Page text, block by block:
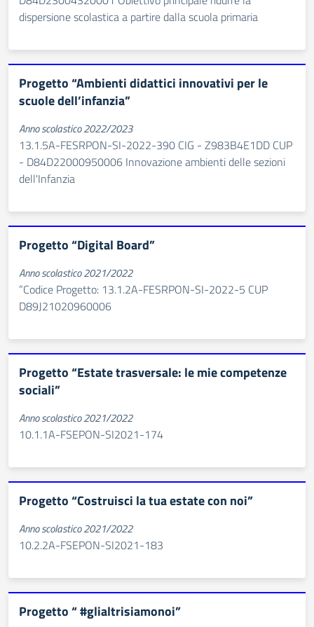
dispersione scolastica a partire dalla scuola primaria
Progetto “Ambienti didattici innovativi per le
scuole dell’infanzia”
Anno scolastico 2022/2023
13.1.5A-FESRPON-SI-2022-390 CIG - Z983B4E1DD CUP
- D84D22000950006 Innovazione ambienti delle sezioni
dell'Infanzia
Progetto “Digital Board”
Anno scolastico 2021/2022
”Codice Progetto: 13.1.2A-FESRPON-SI-2022-5 CUP
D89J21020960006
Progetto “Estate trasversale: le mie competenze
sociali”
Anno scolastico 2021/2022
10.1.1A-FSEPON-SI2021-174
Progetto “Costruisci la tua estate con noi”
Anno scolastico 2021/2022
10.2.2A-FSEPON-SI2021-183
Progetto “ #glialtrisiamonoi”